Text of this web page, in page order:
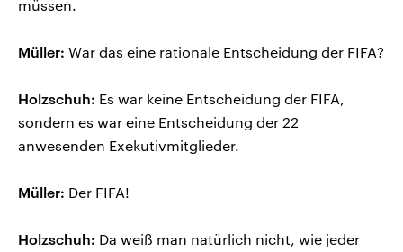
müssen.
Müller: War das eine rationale Entscheidung der FIFA?
Holzschuh: Es war keine Entscheidung der FIFA,
sondern es war eine Entscheidung der 22
anwesenden Exekutivmitglieder.
Müller: Der FIFA!
Holzschuh: Da weiß man natürlich nicht, wie jeder